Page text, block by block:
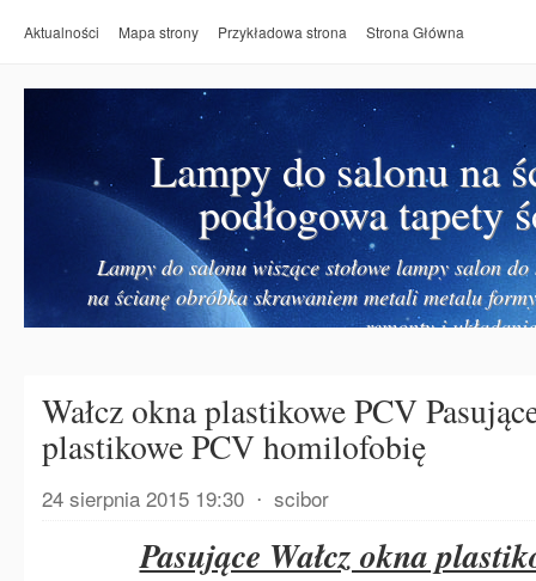
Aktualności Mapa strony Przykładowa strona Strona Główna
Lampy do salonu na
podłogowa tapety
Lampy do salonu wiszące stołowe lampy salon
na ścianę obróbka skrawaniem metali metalu
remonty i
Wałcz okna plastikowe PCV
plastikowe PCV homilofobię
24 sierpnia 2015 19:30 ⋅ scibor
Pasujące Wałcz okna